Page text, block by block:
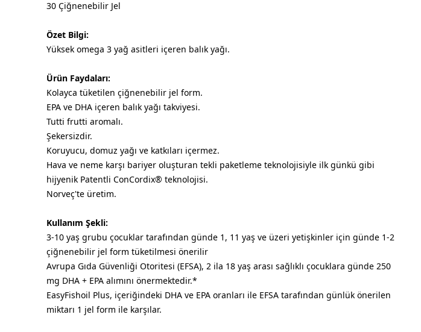
30 Çiğnenebilir Jel
Özet Bilgi:
Yüksek omega 3 yağ asitleri içeren balık yağı.
Ürün Faydaları:
Kolayca tüketilen çiğnenebilir jel form.
EPA ve DHA içeren balık yağı takviyesi.
Tutti frutti aromalı.
Şekersizdir.
Koruyucu, domuz yağı ve katkıları içermez.
Hava ve neme karşı bariyer oluşturan tekli paketleme teknolojisiyle ilk günkü gibi
hijyenik Patentli ConCordix® teknolojisi.
Norveç'te üretim.
Kullanım Şekli:
3-10 yaş grubu çocuklar tarafından günde 1, 11 yaş ve üzeri yetişkinler için günde 1-2
çiğnenebilir jel form tüketilmesi önerilir
Avrupa Gıda Güvenliği Otoritesi (EFSA), 2 ila 18 yaş arası sağlıklı çocuklara günde 250
mg DHA + EPA alımını önermektedir.*
EasyFishoil Plus, içeriğindeki DHA ve EPA oranları ile EFSA tarafından günlük önerilen
miktarı 1 jel form ile karşılar.